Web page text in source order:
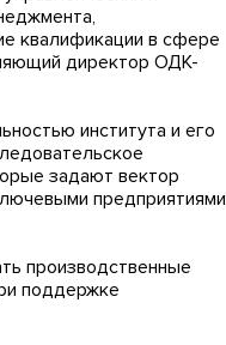
квалификации в сфере
директор ОДК-
института и его
задают вектор
предприятиями
производственные
поддержке